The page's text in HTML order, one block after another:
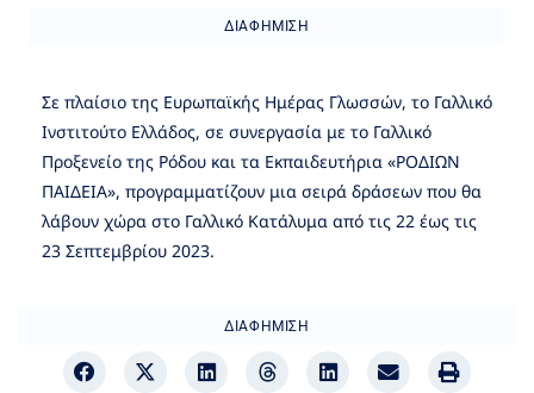
ΔΙΑΦΉΜΙΣΗ
Σε πλαίσιο της Ευρωπαϊκής Ημέρας Γλωσσών, το Γαλλικό
Ινστιτούτο Ελλάδος, σε συνεργασία με το Γαλλικό
Προξενείο της Ρόδου και τα Εκπαιδευτήρια «ΡΟΔΙΩΝ
ΠΑΙΔΕΙΑ», προγραμματίζουν μια σειρά δράσεων που θα
λάβουν χώρα στο Γαλλικό Κατάλυμα από τις 22 έως τις
23 Σεπτεμβρίου 2023.
ΔΙΑΦΉΜΙΣΗ